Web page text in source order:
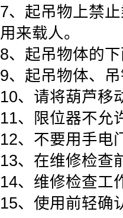
7、 起吊物上禁
用来载人。
8、 起吊物体的
9、 起吊物体、
10、 请将葫芦移
11、
限位器不允
12、 不要用手电
13、 在维修检查
14、 维修检查工
15、 使用前轻确